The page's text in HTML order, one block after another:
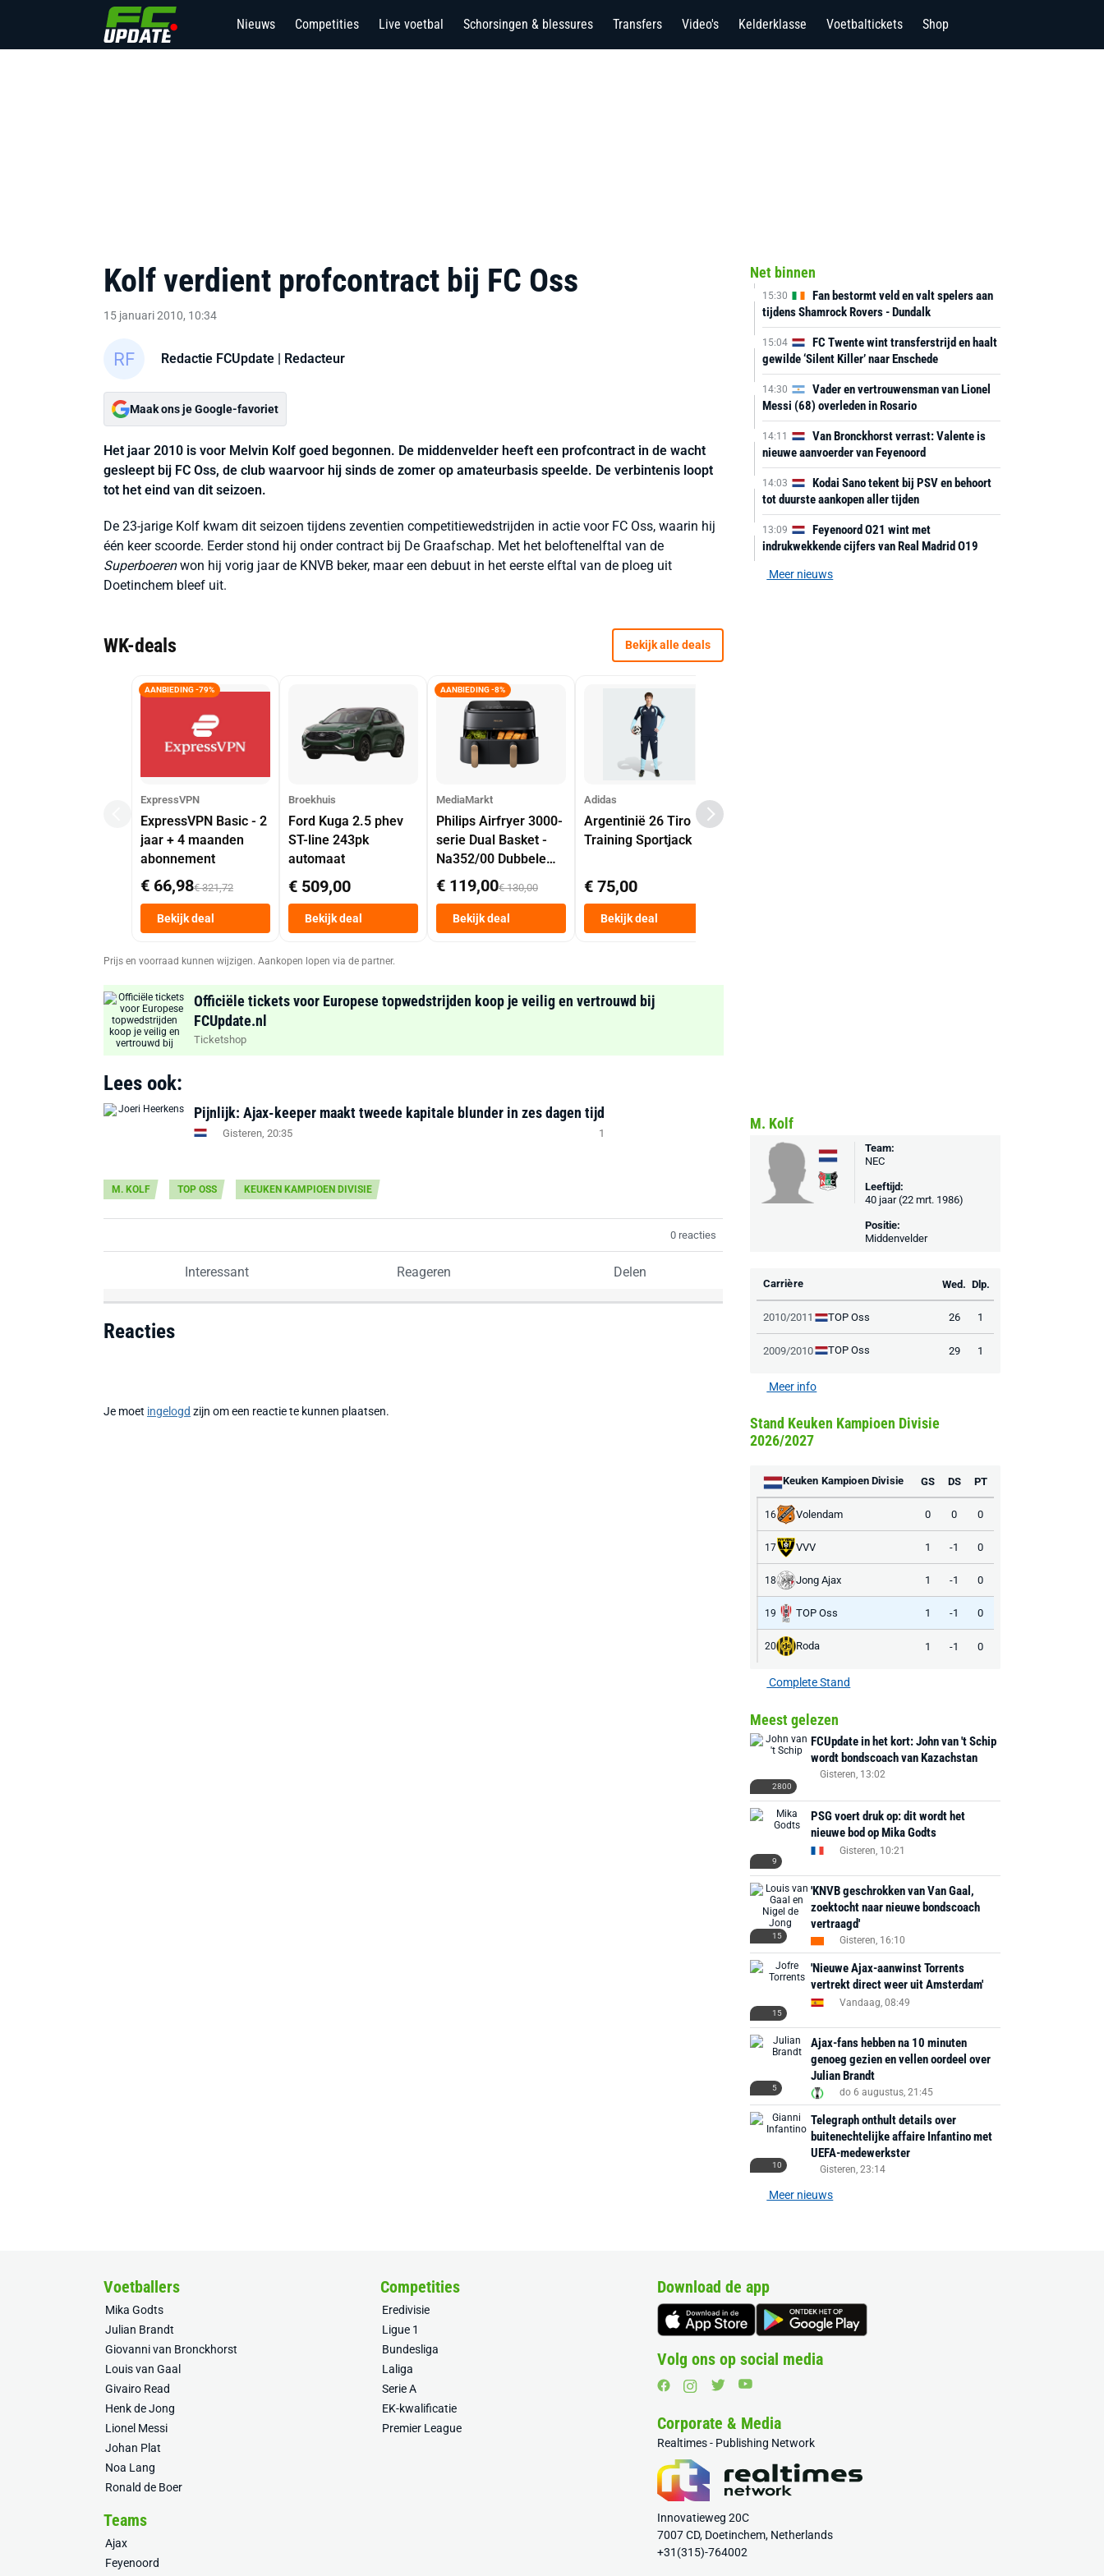
Nieuws Competities Live voetbal Schorsingen & blessures Transfers Video's Kelderklasse Voetbaltickets Shop
Kolf verdient profcontract bij FC Oss
15 januari 2010, 10:34
Redactie FCUpdate | Redacteur
Maak ons je Google-favoriet
Het jaar 2010 is voor Melvin Kolf goed begonnen. De middenvelder heeft een profcontract in de wacht
gesleept bij FC Oss, de club waarvoor hij sinds de zomer op amateurbasis speelde. De verbintenis loopt
tot het eind van dit seizoen.
De 23-jarige Kolf kwam dit seizoen tijdens zeventien competitiewedstrijden in actie voor FC Oss, waarin hij
één keer scoorde. Eerder stond hij onder contract bij De Graafschap. Met het beloftenelftal van de
Superboerenwon hij vorig jaar de KNVB beker, maar een debuut in het eerste elftal van de ploeg uit
Doetinchem bleef uit.
WK-deals Bekijk alle deals
AANBIEDING -79%
ExpressVPN
ExpressVPN Basic - 2
jaar + 4 maanden
abonnement
€ 66,98€ 321,72
Bekijk deal
Broekhuis
Ford Kuga 2.5 phev
ST-line 243pk
automaat
€ 509,00
Bekijk deal
AANBIEDING -8%
MediaMarkt
Philips Airfryer 3000-
serie Dual Basket -
Na352/00 Dubbele
Mand 9 L Tot 6
Personen
Heteluchtfriteuse
Zwart
€ 119,00€ 130,00
Bekijk deal
Adidas
Argentinië 26 Tiro
Training Sportjack
€ 75,00
Bekijk deal
Prijs en voorraad kunnen wijzigen. Aankopen lopen via de partner.
Officiële tickets voor Europese topwedstrijden koop je veilig en vertrouwd bij
FCUpdate.nl
Ticketshop
Lees ook:
Pijnlijk: Ajax-keeper maakt tweede kapitale blunder in zes dagen tijd
Gisteren, 20:35 1
M. KOLF TOP OSS KEUKEN KAMPIOEN DIVISIE
0 reacties
Interessant Reageren Delen
Reacties
Je moet ingelogd zijn om een reactie te kunnen plaatsen.
Net binnen
15:30
Fan bestormt veld en valt spelers aan
tijdens Shamrock Rovers - Dundalk
15:04
FC Twente wint transferstrijd en haalt
gewilde ‘Silent Killer’ naar Enschede
14:30
Vader en vertrouwensman van Lionel
Messi (68) overleden in Rosario
14:11
Van Bronckhorst verrast: Valente is
nieuwe aanvoerder van Feyenoord
14:03
Kodai Sano tekent bij PSV en behoort
tot duurste aankopen aller tijden
13:09
Feyenoord O21 wint met
indrukwekkende cijfers van Real Madrid O19
Meer nieuws
M. Kolf
Team:
NEC
Leeftijd:
40 jaar (22 mrt. 1986)
Positie:
Middenvelder
Carrière Wed. Dlp.
2010/2011 TOP Oss 26 1
2009/2010 TOP Oss 29 1
Meer info
Stand Keuken Kampioen Divisie
2026/2027
Keuken Kampioen Divisie GS DS PT
16 Volendam 0 0 0
17 VVV 1 -1 0
18 Jong Ajax 1 -1 0
19 TOP Oss 1 -1 0
20 Roda 1 -1 0
Complete Stand
Meest gelezen
2800
FCUpdate in het kort: John van 't Schip
wordt bondscoach van Kazachstan
Gisteren, 13:02
9
PSG voert druk op: dit wordt het
nieuwe bod op Mika Godts
Gisteren, 10:21
15
'KNVB geschrokken van Van Gaal,
zoektocht naar nieuwe bondscoach
vertraagd'
Gisteren, 16:10
15
'Nieuwe Ajax-aanwinst Torrents
vertrekt direct weer uit Amsterdam'
Vandaag, 08:49
5
Ajax-fans hebben na 10 minuten
genoeg gezien en vellen oordeel over
Julian Brandt
do 6 augustus, 21:45
10
Telegraph onthult details over
buitenechtelijke affaire Infantino met
UEFA-medewerkster
Gisteren, 23:14
Meer nieuws
Voetballers
Mika Godts
Julian Brandt
Giovanni van Bronckhorst
Louis van Gaal
Givairo Read
Henk de Jong
Lionel Messi
Johan Plat
Noa Lang
Ronald de Boer
Competities
Eredivisie
Ligue 1
Bundesliga
Laliga
Serie A
EK-kwalificatie
Premier League
Teams
Ajax
Feyenoord
Download de app
Volg ons op social media
Corporate & Media
Realtimes - Publishing Network
Innovatieweg 20C
7007 CD, Doetinchem, Netherlands
+31(315)-764002